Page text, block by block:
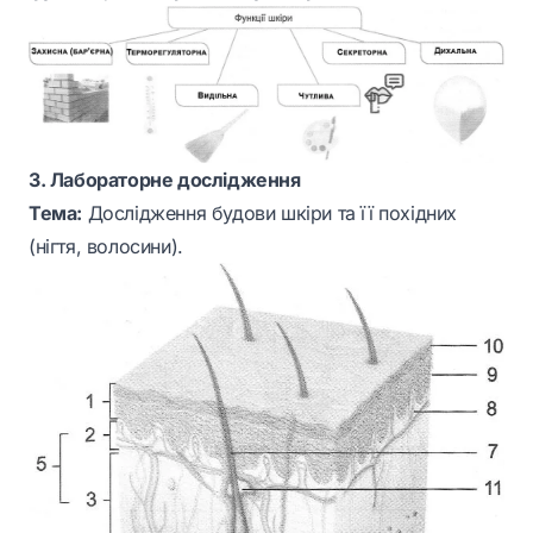
3. Лабораторне дослідження
Тема: Дослідження будови шкіри та її похідних
(нігтя, волосини).